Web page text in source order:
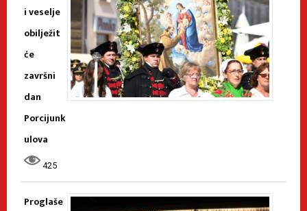
i veselje
obilježit
će
završni
dan
Porcijunk
ulova
425
Proglaše